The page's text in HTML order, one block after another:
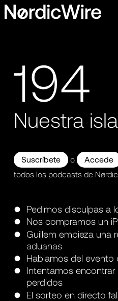
Skip
to
194
Nuestra
Suscríbete o Accede
todos los podcasts de
Pedimos disculpas a
Nos compramos un
Guillem empieza una
aduanas
Hablamos del evento
Intentamos encontrar
perdidos
El sorteo en directo